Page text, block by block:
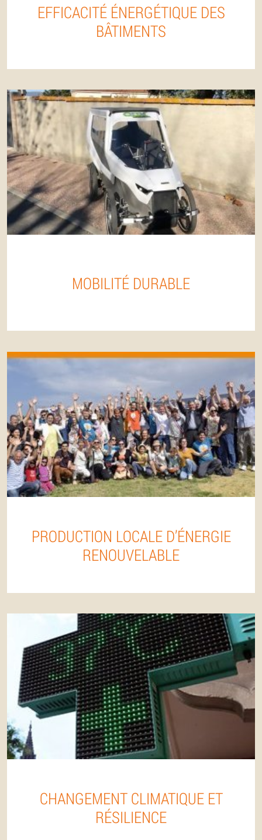
EFFICACITÉ ÉNERGÉTIQUE DES
BÂTIMENTS
MOBILITÉ DURABLE
PRODUCTION LOCALE D’ÉNERGIE
RENOUVELABLE
CHANGEMENT CLIMATIQUE ET
RÉSILIENCE